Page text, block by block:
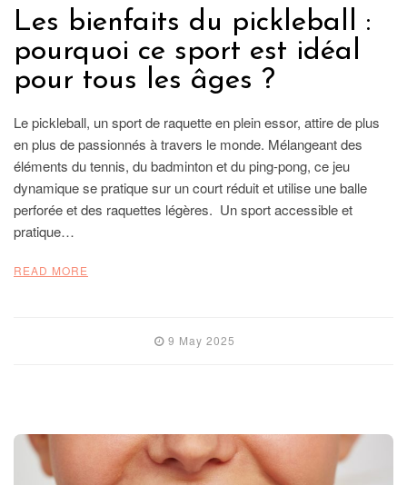
Les bienfaits du pickleball :
pourquoi ce sport est idéal
pour tous les âges ?
Le pickleball, un sport de raquette en plein essor, attire de plus
en plus de passionnés à travers le monde. Mélangeant des
éléments du tennis, du badminton et du ping-pong, ce jeu
dynamique se pratique sur un court réduit et utilise une balle
perforée et des raquettes légères. Un sport accessible et
pratique…
READ MORE
9 May 2025